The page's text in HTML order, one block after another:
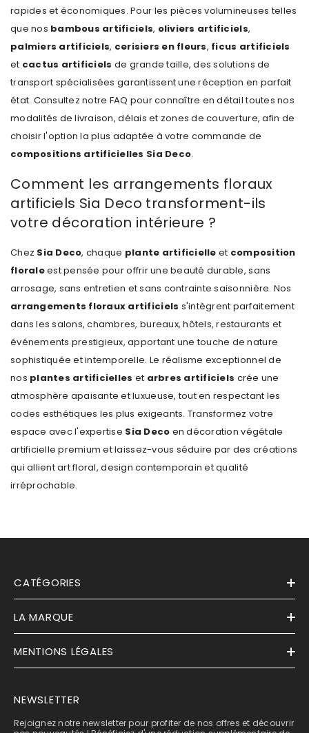
rapides et économiques. Pour les pièces volumineuses telles
que nos bambous artificiels, oliviers artificiels,
palmiers artificiels, cerisiers en fleurs, ficus artificiels
et cactus artificiels de grande taille, des solutions de
transport spécialisées garantissent une réception en parfait
état. Consultez notre FAQ pour connaître en détail toutes nos
modalités de livraison, délais et zones de couverture, afin de
choisir l'option la plus adaptée à votre commande de
compositions artificielles Sia Deco.
Comment les arrangements floraux
artificiels Sia Deco transforment-ils
votre décoration intérieure ?
Chez Sia Deco, chaque plante artificielle et composition
floraleest pensée pour offrir une beauté durable, sans
arrosage, sans entretien et sans contrainte saisonnière. Nos
arrangements floraux artificiels s'intègrent parfaitement
dans les salons, chambres, bureaux, hôtels, restaurants et
événements prestigieux, apportant une touche de nature
sophistiquée et intemporelle. Le réalisme exceptionnel de
nos plantes artificielles et arbres artificiels crée une
atmosphère apaisante et luxueuse, tout en respectant les
codes esthétiques les plus exigeants. Transformez votre
espace avec l'expertise Sia Deco en décoration végétale
artificielle premium et laissez-vous séduire par des créations
qui allient art floral, design contemporain et qualité
irréprochable.
CATÉGORIES
LA MARQUE
MENTIONS LÉGALES
NEWSLETTER
Rejoignez notre newsletter pour profiter de nos offres et découvrir